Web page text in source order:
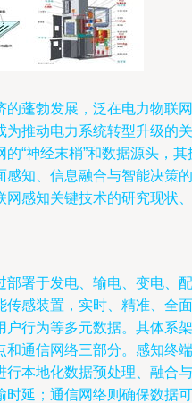
的蓬勃发展，泛在电力物联网
为推动电力系统转型升级的关
“神经末梢”和数据源头，其
感知、信息融合与智能决策的
网感知关键技术的研究现状、
部署于发电、输电、变电、配
传感装置，实时、精准、全面
户行为等多元数据。其体系架
和通信网络三部分。感知终端
行本地化数据预处理、融合与
时延；通信网络则确保数据可